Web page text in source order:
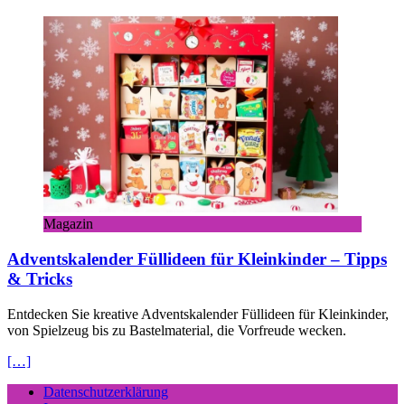
Magazin
Adventskalender Füllideen für Kleinkinder – Tipps
& Tricks
Entdecken Sie kreative Adventskalender Füllideen für Kleinkinder,
von Spielzeug bis zu Bastelmaterial, die Vorfreude wecken.
[…]
Datenschutzerklärung